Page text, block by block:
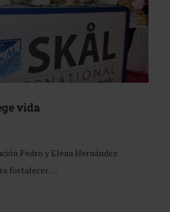
vida
Pedro y Elena Hernández
fortalecer …